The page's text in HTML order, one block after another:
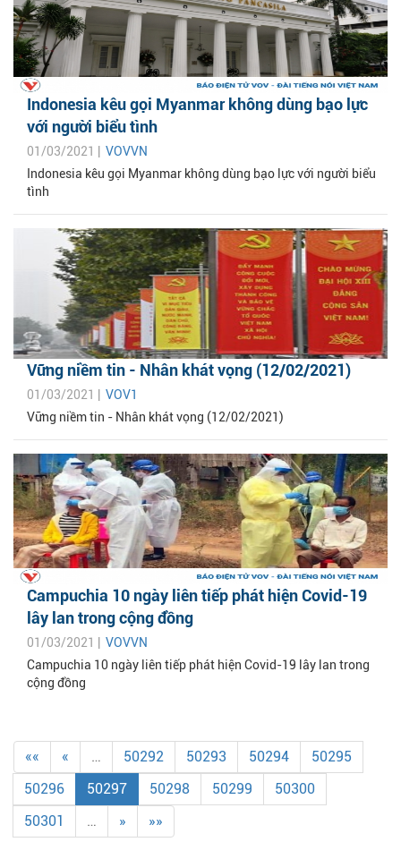
Indonesia kêu gọi Myanmar không dùng bạo lực
với người biểu tình
01/03/2021 | VOVVN
Indonesia kêu gọi Myanmar không dùng bạo lực với người biểu
tình
Vững niềm tin - Nhân khát vọng (12/02/2021)
01/03/2021 | VOV1
Vững niềm tin - Nhân khát vọng (12/02/2021)
Campuchia 10 ngày liên tiếp phát hiện Covid-19
lây lan trong cộng đồng
01/03/2021 | VOVVN
Campuchia 10 ngày liên tiếp phát hiện Covid-19 lây lan trong
cộng đồng
«« « … 50292 50293 50294
50295
50296
50297 50298 50299
50300
50301
… » »»